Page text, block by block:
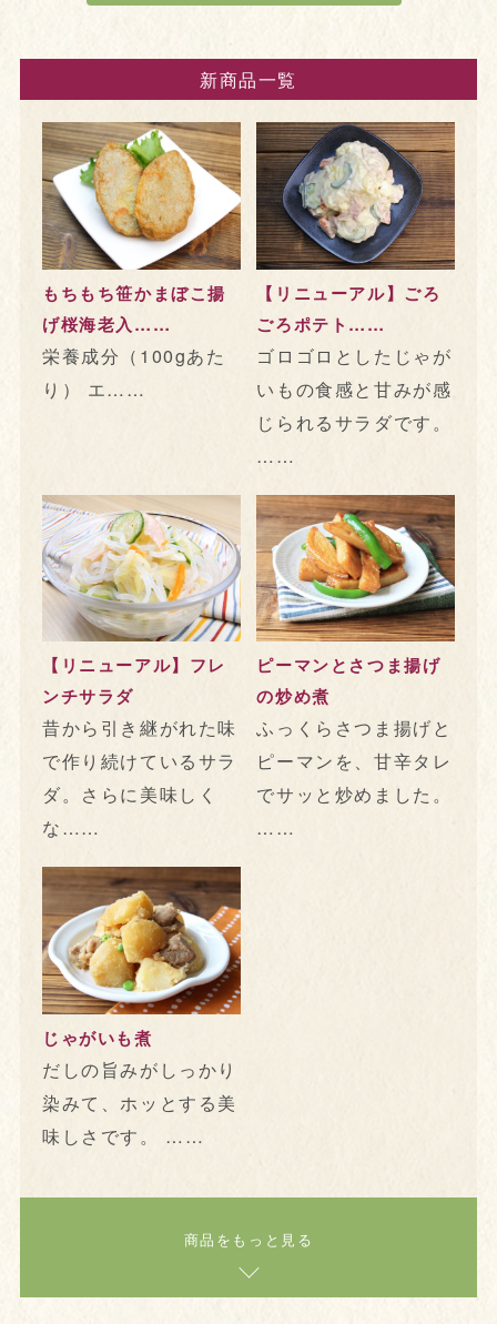
新商品一覧
もちもち笹かまぼこ揚
げ桜海老入……
栄養成分（100gあた
り） エ……
【リニューアル】ごろ
ごろポテト……
ゴロゴロとしたじゃが
いもの食感と甘みが感
じられるサラダです。
……
【リニューアル】フレ
ンチサラダ
昔から引き継がれた味
で作り続けているサラ
ダ。さらに美味しく
な……
ピーマンとさつま揚げ
の炒め煮
ふっくらさつま揚げと
ピーマンを、甘辛タレ
でサッと炒めました。
……
じゃがいも煮
だしの旨みがしっかり
染みて、ホッとする美
味しさです。 ……
商品をもっと見る